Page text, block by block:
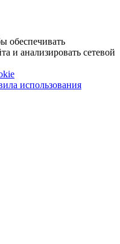
обеспечивать
и анализировать сетевой
использования